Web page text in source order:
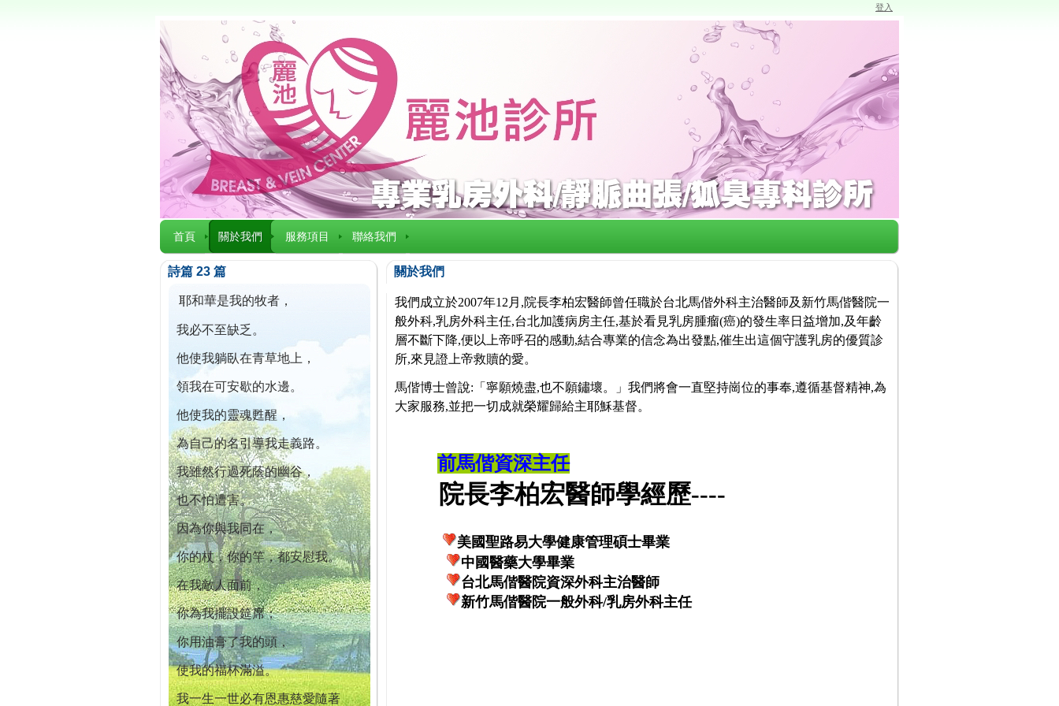
登入
首頁 關於我們 服務項目 聯絡我們
詩篇 23 篇
耶和華是我的牧者，
我必不至缺乏。
他使我躺臥在青草地上，
領我在可安歇的水邊。
他使我的靈魂甦醒，
為自己的名引導我走義路。
我雖然行過死蔭的幽谷，
也不怕遭害。
因為你與我同在，
你的杖，你的竿，都安慰我。
在我敵人面前，
你為我擺設筵席；
你用油膏了我的頭，
使我的福杯滿溢。
我一生一世必有恩惠慈愛隨著
關於我們
我們成立於2007年12月,院長李柏宏醫師曾任職於台北馬偕外科主治醫師及新竹馬偕醫院一
般外科,乳房外科主任,台北加護病房主任,基於看見乳房腫瘤(癌)的發生率日益增加,及年齡
層不斷下降,便以上帝呼召的感動,結合專業的信念為出發點,催生出這個守護乳房的優質診
所,來見證上帝救贖的愛。
馬偕博士曾說:「寧願燒盡,也不願鏽壞。」我們將會一直堅持崗位的事奉,遵循基督精神,為
大家服務,並把一切成就榮耀歸給主耶穌基督。
前馬偕資深主任
院長李柏宏醫師學經歷----
美國聖路易大學健康管理碩士畢業
中國醫藥大學畢業
台北馬偕醫院資深外科主治醫師
新竹馬偕醫院一般外科/乳房外科主任